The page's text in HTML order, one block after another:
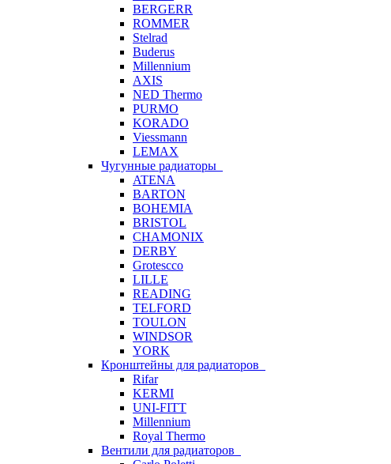
BERGERR
ROMMER
Stelrad
Buderus
Millennium
AXIS
NED Thermo
PURMO
KORADO
Viessmann
LEMAX
Чугунные радиаторы
ATENA
BARTON
BOHEMIA
BRISTOL
CHAMONIX
DERBY
Grotescco
LILLE
READING
TELFORD
TOULON
WINDSOR
YORK
Кронштейны для радиаторов
Rifar
KERMI
UNI-FITT
Millennium
Royal Thermo
Вентили для радиаторов